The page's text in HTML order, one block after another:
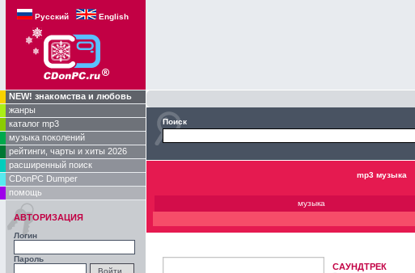
Русский English
NEW! знакомства и любовь
жанры
каталог mp3
музыка поколений
рейтинги, чарты и хиты 2026
расширенный поиск
CDonPC Dumper
помощь
АВТОРИЗАЦИЯ
Логин
Пароль
Поиск
mp3 музыка
музыка
САУНДТРЕК